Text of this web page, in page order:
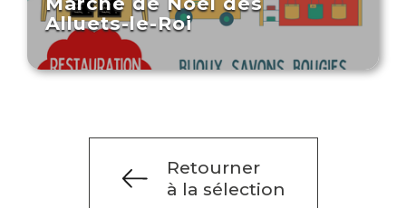
Alluets-le-Roi
Retourner
à la sélection